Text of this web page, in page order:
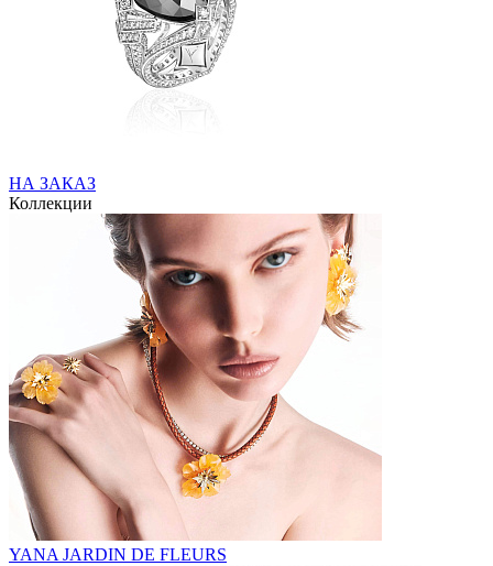
НА ЗАКАЗ
Коллекции
YANA JARDIN DE FLEURS